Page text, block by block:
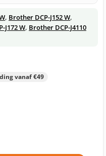
, Brother DCP-J152 W,
J172 W, Brother DCP-J4110
vanaf €49
huismerk aantal